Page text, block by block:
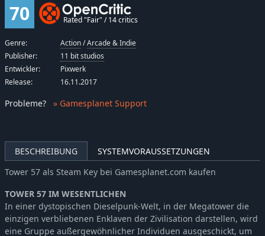
BESCHREIBUNG
SYSTEMVORAUSSETZUNGEN
Tower 57 als Steam Key bei Gamesplanet.com kaufen
TOWER 57 IM WESENTLICHEN
In einer dystopischen Dieselpunk-Welt, in der Megatower die
einzigen verbliebenen Enklaven der Zivilisation darstellen, wird
eine Gruppe außergewöhnlicher Individuen ausgeschickt, um
70 Rated "Fair" / 14 critics
Genre: Action/Arcade & Indie
Publisher:
11 bit studios
Entwickler:
Pixwerk
Release:
16.11.2017
Probleme? » Gamesplanet Support